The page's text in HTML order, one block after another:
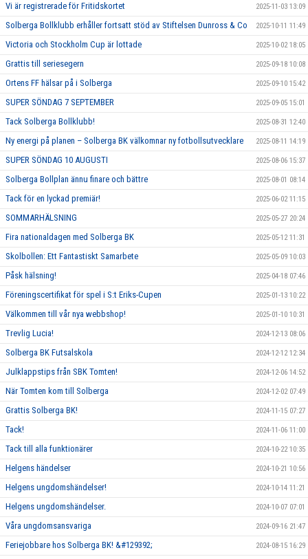
Vi är registrerade för Fritidskortet 2025-11-03 13:09
Solberga Bollklubb erhåller fortsatt stöd av Stiftelsen Dunross & Co 2025-10-11 11:49
Victoria och Stockholm Cup är lottade 2025-10-02 18:05
Grattis till seriesegern 2025-09-18 10:08
Ortens FF hälsar på i Solberga 2025-09-10 15:42
SUPER SÖNDAG 7 SEPTEMBER 2025-09-05 15:01
Tack Solberga Bollklubb! 2025-08-31 12:40
Ny energi på planen – Solberga BK välkomnar ny fotbollsutvecklare 2025-08-11 14:19
SUPER SÖNDAG 10 AUGUSTI 2025-08-06 15:37
Solberga Bollplan ännu finare och bättre 2025-08-01 08:14
Tack för en lyckad premiär! 2025-06-02 11:15
SOMMARHÄLSNING 2025-05-27 20:24
Fira nationaldagen med Solberga BK 2025-05-12 11:31
Skolbollen: Ett Fantastiskt Samarbete 2025-05-09 10:03
Påsk hälsning! 2025-04-18 07:46
Föreningscertifikat för spel i S:t Eriks-Cupen 2025-01-13 10:22
Välkommen till vår nya webbshop! 2025-01-10 10:31
Trevlig Lucia! 2024-12-13 08:06
Solberga BK Futsalskola 2024-12-12 12:34
Julklappstips från SBK Tomten! 2024-12-06 14:52
När Tomten kom till Solberga 2024-12-02 07:49
Grattis Solberga BK! 2024-11-15 07:27
Tack! 2024-11-06 11:00
Tack till alla funktionärer 2024-10-22 10:35
Helgens händelser 2024-10-21 10:56
Helgens ungdomshändelser! 2024-10-14 11:21
Helgens ungdomshändelser. 2024-10-07 07:01
Våra ungdomsansvariga 2024-09-16 21:47
Feriejobbare hos Solberga BK! &#129392; 2024-08-15 16:29